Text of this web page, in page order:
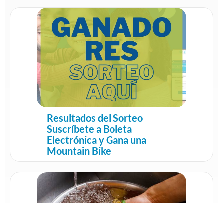
Resultados del Sorteo
Suscríbete a Boleta
Electrónica y Gana una
Mountain Bike